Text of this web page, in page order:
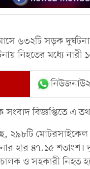
৬৩২টি সড়ক
নিহতের মধ্যে
বিজ্ঞপ্তিতে এ
২৯৮টি
হার ৪৭.১৫
ও সহকারী নিহত